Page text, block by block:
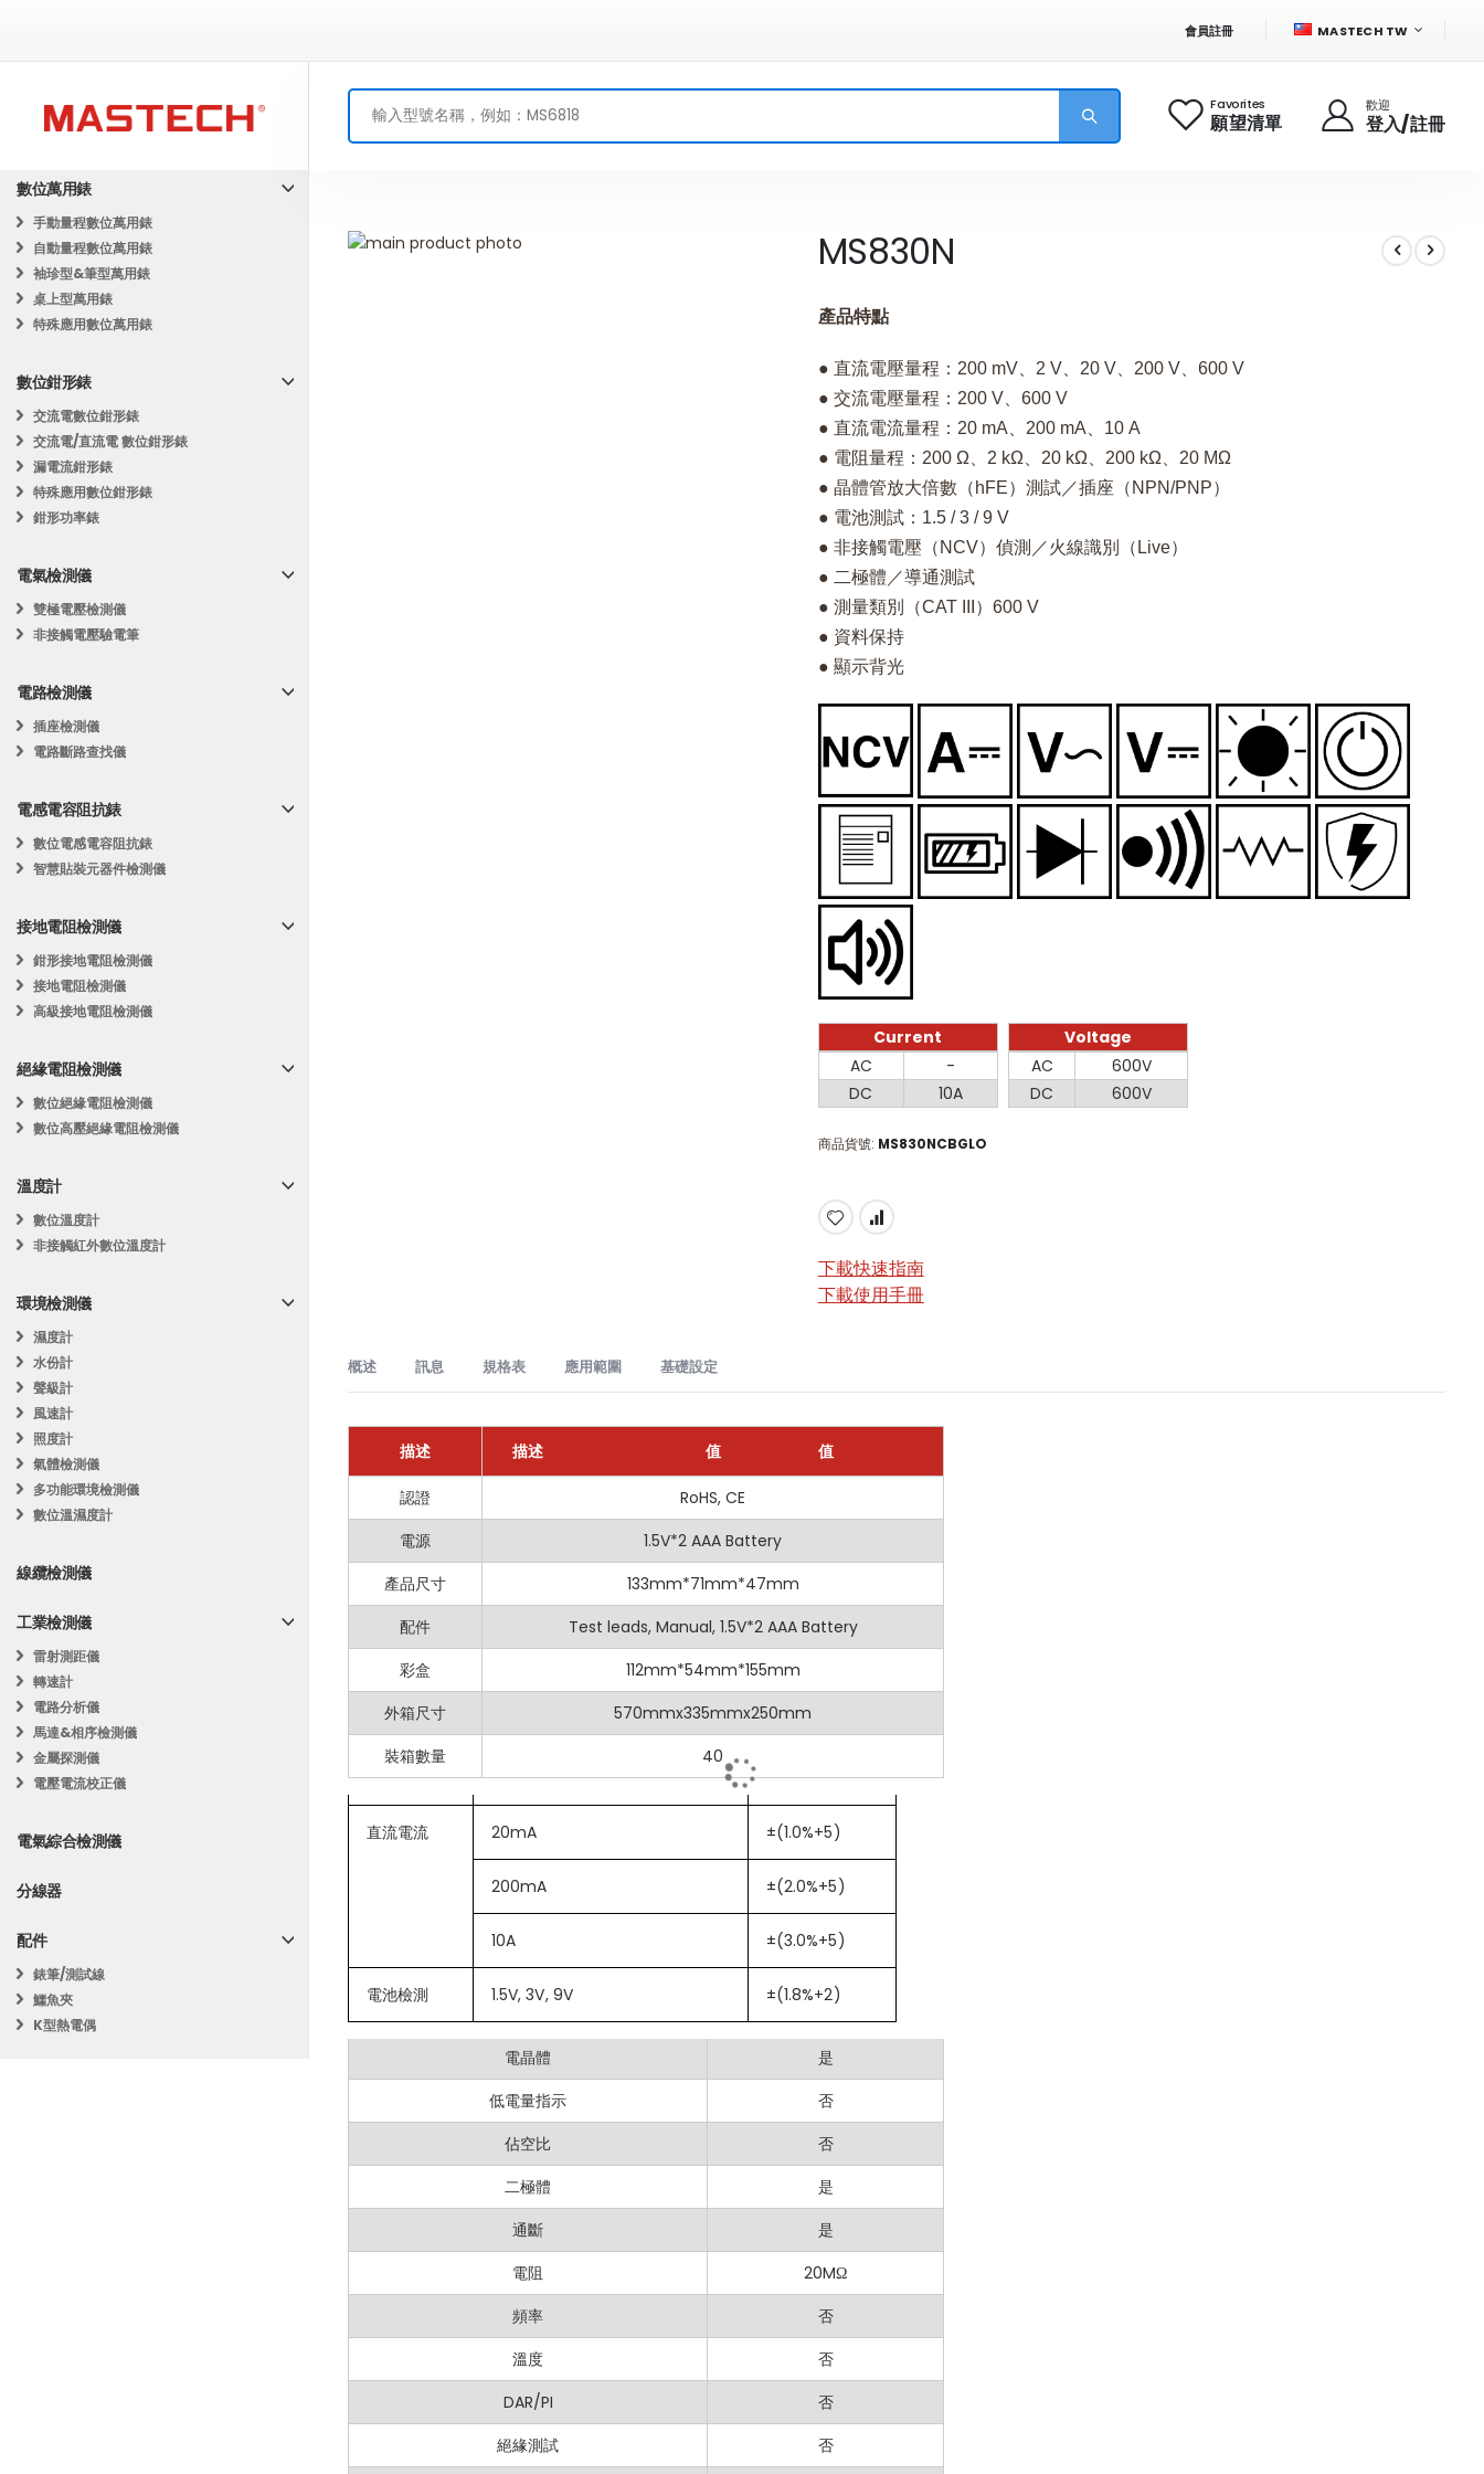
會員註冊
語
MASTECH TW
Favorites
願望清單
歡迎
登入/註冊
Skip
MS830N
產品特點
● 直流電壓量程：200 mV、2 V、20 V、200 V、600 V
● 交流電壓量程：200 V、600 V
● 直流電流量程：20 mA、200 mA、10 A
● 電阻量程：200 Ω、2 kΩ、20 kΩ、200 kΩ、20 MΩ
● 晶體管放大倍數（hFE）測試／插座（NPN/PNP）
● 電池測試：1.5 / 3 / 9 V
● 非接觸電壓（NCV）偵測／火線識別（Live）
● 二極體／導通測試
● 測量類別（CAT III）600 V
● 資料保持
● 顯示背光
Current
Current
AC
-
DC
10A
Voltage
Voltage
AC
600V
DC
600V
商品貨號 MS830NCBGLO
下載快速指南
下載使用手冊
概述
Mastech MS830N 數位多用表：多功能電氣測試工具
Mastech MS830N 數位多用表是一款多用途且可靠的工具，專為準確測量電氣參數而設計。它是專業人士和愛好者的理想選擇，這款多用表提供了全面的功能
以滿足各種測試需求。
主要特點：
多功能測量
：可測量交流/直流電壓、直流電流、電阻和連續性。
手動範圍選擇
：用戶可手動選擇合適的測量範圍。
最大顯示：2000 數位顯示。
背光顯示：在昏暗環境中輕鬆閱讀。
非接觸電壓 (NCV) 檢測/帶電線路識別：安全檢測帶電線路及電壓存在，無需實體接觸，確保用戶安全。
：包括二極體測試和晶體管測試。
電阻測量
：範圍從 200Ω 到 20MΩ。
直流電壓 (DCV)：測量範圍從 200mV 到 600V。
交流電壓 (ACV)：範圍從 200V 到 600V。
直流電流 (DCA) ：範圍從 20mA 到 10A。
：可測試 1.5V、3V 和 9V 電池。
優勢：
多樣化應用：適用於廣泛的電氣測試需求，從專業到 DIY 項目。
增強安全性：包括過載保護和 CAT III 600V 等級，確保在高電壓環境中安全操作。
便利的數據處理：數據保持和背光等功能提高了在不同條件下的可用性。
為什麼選擇 Mastech MS830N？
訊息
描述 值
非接觸式電壓檢測
是
背光顯示
是
自動關機
是
電池測試
是
電晶體
是
低電量指示
否
佔空比
否
二極體
是
通斷
是
電阻
20MΩ
頻率
否
溫度
否
DAR/PI
否
絕緣測試
否
規格表
量程
20MΩ ±(1.2%+8)
直流電壓
2V, 20V, 200V, 600V ±(0.8%+3)
±(0.8%+5)
交流電壓 200V, 600V ±(1.0%+10)
直流電流 20mA ±(1.0%+5)
200mA ±(2.0%+5)
10A ±(3.0%+5)
電池檢測 1.5V, 3V, 9V ±(1.8%+2)
應用範圍​
電路測試
汽車診斷
暖通空調測試
基礎設定
定
描述 值
認證
RoHS, CE
電源
1.5V*2 AAA Battery
產品尺寸
133mm*71mm*47mm
配件
Test leads, Manual, 1.5V*2 AAA Battery
彩盒
112mm*54mm*155mm
外箱尺寸
570mmx335mmx250mm
裝箱數量
40
數位萬用錶
手動量程數位萬用錶
自動量程數位萬用錶
袖珍型&筆型萬用錶
桌上型萬用錶
特殊應用數位萬用錶
數位鉗形錶
交流電數位鉗形錶
交流電/直流電 數位鉗形錶
漏電流鉗形錶
特殊應用數位鉗形錶
鉗形功率錶
電氣檢測儀
雙極電壓檢測儀
非接觸電壓驗電筆
電路檢測儀
插座檢測儀
電路斷路查找儀
電感電容阻抗錶
數位電感電容阻抗錶
智慧貼裝元器件檢測儀
接地電阻檢測儀
鉗形接地電阻檢測儀
接地電阻檢測儀
高級接地電阻檢測儀
絕緣電阻檢測儀
數位絕緣電阻檢測儀
數位高壓絕緣電阻檢測儀
溫度計
數位溫度計
非接觸紅外數位溫度計
環境檢測儀
濕度計
水份計
聲級計
風速計
照度計
氣體檢測儀
多功能環境檢測儀
數位溫濕度計
線纜檢測儀
工業檢測儀
雷射測距儀
轉速計
電路分析儀
馬達&相序檢測儀
金屬探測儀
電壓電流校正儀
電氣綜合檢測儀
分線器
配件
錶筆/測試線
鱷魚夾
K型熱電偶